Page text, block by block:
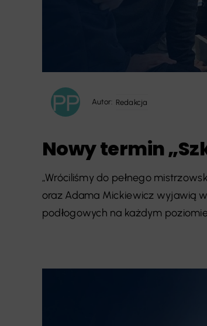
Autor: Redakcja
Nowy termin
„Wróciliśmy do pełnego
oraz Adama Mickiewicz wyjawią
podłogowych na każdym poziomie